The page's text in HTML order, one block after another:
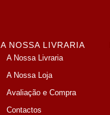
A NOSSA LIVRARIA
A Nossa Livraria
A Nossa Loja
Avaliação e Compra
Contactos